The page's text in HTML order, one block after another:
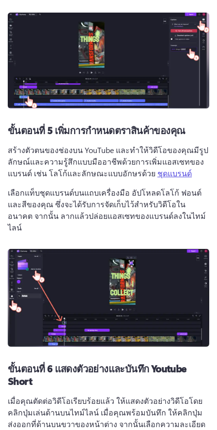
ขั้นตอนที่ 5เพิ่มการกำหนดตราสินค้าของคุณ
สร้างตัวตนของช่องบน YouTube และทำให้วิดีโอของคุณมีรูป
ลักษณ์และความรู้สึกแบบมืออาชีพด้วยการเพิ่มแอสเซทของ
แบรนด์ เช่น โลโก้และลักษณะแบบอักษรด้วย ชุดแบรนด์
เลือกแท็บชุดแบรนด์บนแถบเครื่องมือ อัปโหลดโลโก้ ฟอนต์
และสีของคุณ ซึ่งจะได้รับการจัดเก็บไว้สำหรับวิดีโอใน
อนาคต จากนั้น ลากแล้วปล่อยแอสเซทของแบรนด์ลงในไทม์
ไลน์
ขั้นตอนที่ 6แสดงตัวอย่างและบันทึก Youtube
Short
เมื่อคุณตัดต่อวิดีโอเรียบร้อยแล้ว ให้แสดงตัวอย่างวิดีโอโดย
คลิกปุ่มเล่นด้านบนไทม์ไลน์ เมื่อคุณพร้อมบันทึก ให้คลิกปุ่ม
ส่งออกที่ด้านบนขวาของหน้าต่าง จากนั้นเลือกความละเอียด